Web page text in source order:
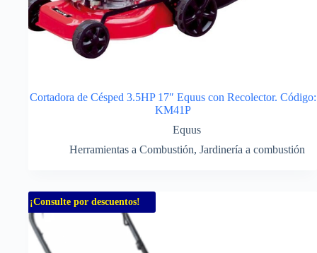
Cortadora de Césped 3.5HP 17″ Equus con Recolector. Código:
KM41P
Equus
Herramientas a Combustión, Jardinería a combustión
¡Consulte por descuentos!